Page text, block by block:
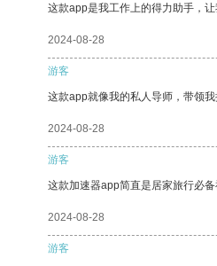
这款app是我工作上的得力助手，
2024-08-28
游客
这款app就像我的私人导师，带领我
2024-08-28
游客
这款加速器app简直是居家旅行必
2024-08-28
游客